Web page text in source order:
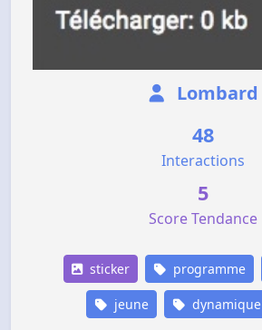
Lombard
48
Interactions
5
Score Tendance
sticker programme
jeune dynamique